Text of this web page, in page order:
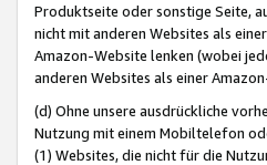
Produktseite oder sonstige Seite,
nicht mit anderen Websites als
Amazon-Website lenken (wobei
anderen Websites als einer
(d) Ohne unsere ausdrückliche
Nutzung mit einem Mobiltelefon
(1) Websites, die nicht für die